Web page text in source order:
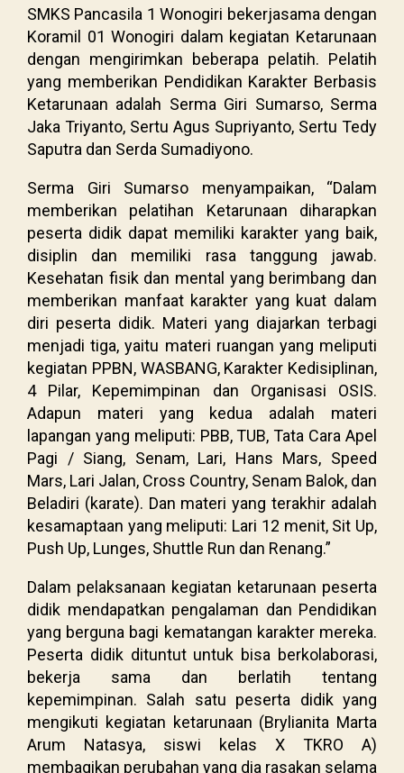
SMKS Pancasila 1 Wonogiri bekerjasama dengan
Koramil 01 Wonogiri dalam kegiatan Ketarunaan
dengan mengirimkan beberapa pelatih. Pelatih
yang memberikan Pendidikan Karakter Berbasis
Ketarunaan adalah Serma Giri Sumarso, Serma
Jaka Triyanto, Sertu Agus Supriyanto, Sertu Tedy
Saputra dan Serda Sumadiyono.
Serma Giri Sumarso menyampaikan, “Dalam
memberikan pelatihan Ketarunaan diharapkan
peserta didik dapat memiliki karakter yang baik,
disiplin dan memiliki rasa tanggung jawab.
Kesehatan fisik dan mental yang berimbang dan
memberikan manfaat karakter yang kuat dalam
diri peserta didik. Materi yang diajarkan terbagi
menjadi tiga, yaitu materi ruangan yang meliputi
kegiatan PPBN, WASBANG, Karakter Kedisiplinan,
4 Pilar, Kepemimpinan dan Organisasi OSIS.
Adapun materi yang kedua adalah materi
lapangan yang meliputi: PBB, TUB, Tata Cara Apel
Pagi / Siang, Senam, Lari, Hans Mars, Speed
Mars, Lari Jalan, Cross Country, Senam Balok, dan
Beladiri (karate). Dan materi yang terakhir adalah
kesamaptaan yang meliputi: Lari 12 menit, Sit Up,
Push Up, Lunges, Shuttle Run dan Renang.”
Dalam pelaksanaan kegiatan ketarunaan peserta
didik mendapatkan pengalaman dan Pendidikan
yang berguna bagi kematangan karakter mereka.
Peserta didik dituntut untuk bisa berkolaborasi,
bekerja sama dan berlatih tentang
kepemimpinan. Salah satu peserta didik yang
mengikuti kegiatan ketarunaan (Brylianita Marta
Arum Natasya, siswi kelas X TKRO A)
membagikan perubahan yang dia rasakan selama